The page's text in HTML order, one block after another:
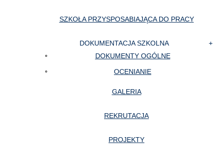
SZKOŁA PRZYSPOSABIAJĄCA DO PRACY
DOKUMENTACJA SZKOLNA
DOKUMENTY OGÓLNE
OCENIANIE
GALERIA
REKRUTACJA
PROJEKTY